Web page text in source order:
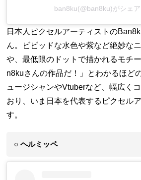
ban8ku(@ban8ku)がシェ
日本人ピクセルアーティストの
ん。ビビッドな水色や紫など絶妙な
や、最低限のドットで描かれるモチ
n8kuさんの作品だ！」とわかるほど
ュージシャンやVtuberなど、幅広く
おり、いま日本を代表するピクセル
す。
○ ヘルミッペ